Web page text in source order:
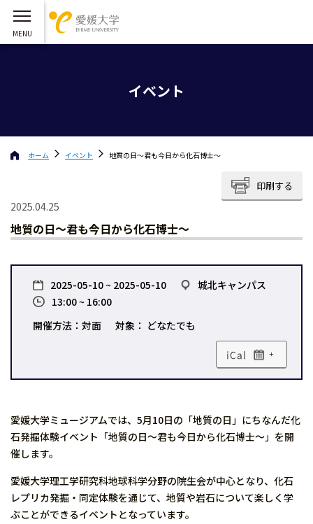
イベント
ホーム イベント 地質の日～君も今日から化石博士～
印刷する
2025.04.25
地質の日～君も今日から化石博士～
2025-05-10 ~ 2025-05-10
城北キャンパス
13:00 ~ 16:00
開催方法：対面
対象： どなたでも
+
愛媛大学ミュージアムでは、5月10日の「地質の日」にちなんだ化
石発掘体験イベント「地質の日～君も今日から化石博士～」を開
催します。
愛媛大学理工学研究科地球科学分野の院生会が中心となり、化石
レプリカ発掘・同定体験を通じて、地質や岩石について楽しく学
ぶことができるイベントとなっています。